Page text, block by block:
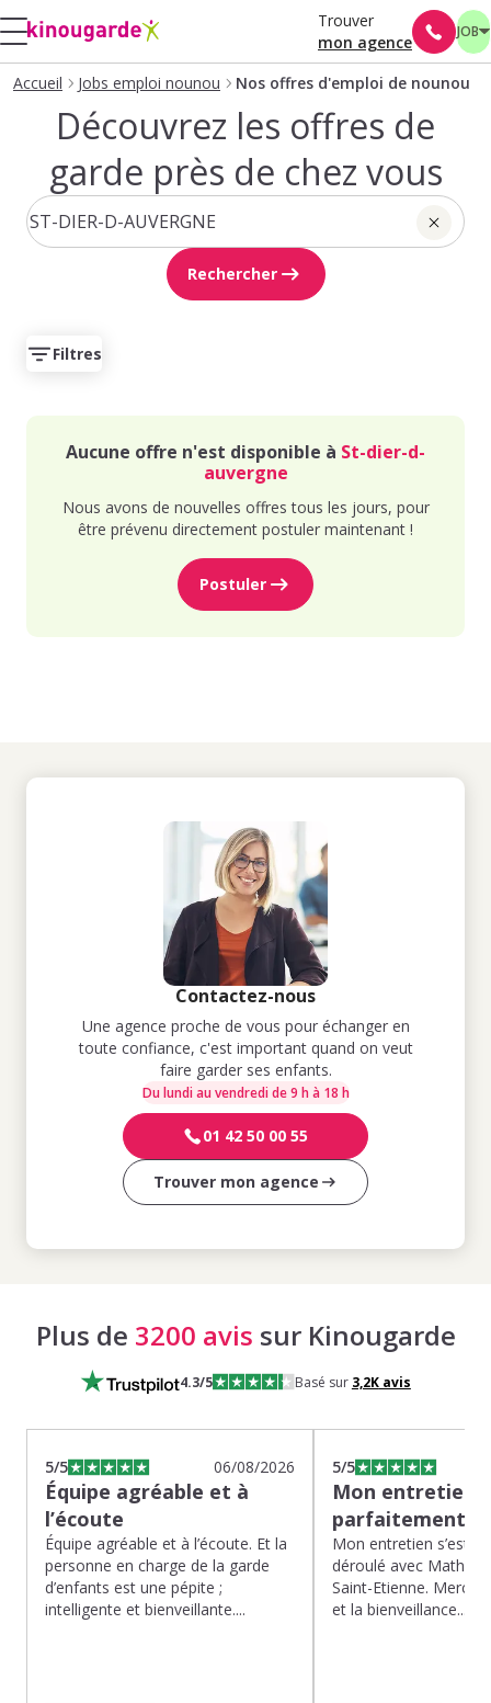
Trouver
mon agence
JOB
Accueil Jobs emploi nounou Nos offres d'emploi de nounou
Découvrez les offres de
garde près de chez vous
Rechercher
Filtres
Aucune offre n'est disponible à St-dier-d-
auvergne
Nous avons de nouvelles offres tous les jours, pour
être prévenu directement postuler maintenant !
Postuler
Contactez-nous
Une agence proche de vous pour échanger en
toute confiance, c'est important quand on veut
faire garder ses enfants.
Du lundi au vendredi de 9 h à 18 h
01 42 50 00 55
Trouver mon agence
Plus de 3200 avis sur Kinougarde
4.3/5 Basé sur 3,2Kavis
5/5 06/08/2026
Équipe agréable et à
l’écoute
Équipe agréable et à l’écoute. Et la
personne en charge de la garde
d’enfants est une pépite ;
intelligente et bienveillante....
5/5
Mon entretien
parfaitement…
Mon entretien s’est
déroulé avec Mathias
Saint-Etienne. Merci
et la bienveillance...